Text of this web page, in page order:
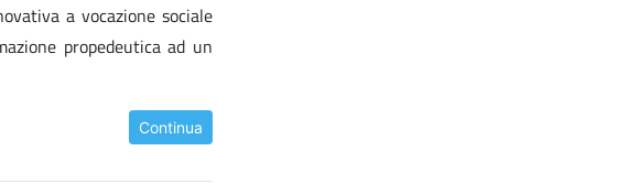
a vocazione sociale
propedeutica ad un
Continua